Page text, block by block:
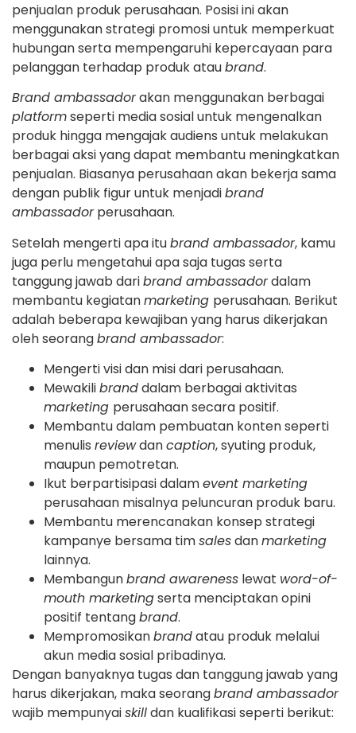
penjualan produk perusahaan. Posisi ini akan
menggunakan strategi promosi untuk memperkuat
hubungan serta mempengaruhi kepercayaan para
pelanggan terhadap produk ataubrand.
Brand ambassadorakan menggunakan berbagai
platformseperti media sosial untuk mengenalkan
produk hingga mengajak audiens untuk melakukan
berbagai aksi yang dapat membantu meningkatkan
penjualan. Biasanya perusahaan akan bekerja sama
dengan publik figur untuk menjadibrand
ambassadorperusahaan.
Setelah mengerti apa itubrand ambassador, kamu
juga perlu mengetahui apa saja tugas serta
tanggung jawab daribrand ambassadordalam
membantu kegiatanmarketing perusahaan. Berikut
adalah beberapa kewajiban yang harus dikerjakan
oleh seorangbrand ambassador:
Mengerti visi dan misi dari perusahaan.
Mewakilibranddalam berbagai aktivitas
marketing perusahaan secara positif.
Membantu dalam pembuatan konten seperti
menulis reviewdancaption, syuting produk,
maupun pemotretan.
Ikut berpartisipasi dalamevent marketing
perusahaan misalnya peluncuran produk baru.
Membantu merencanakan konsep strategi
kampanye bersama timsalesdanmarketing
lainnya.
Membangunbrand awareness lewat word-of-
mouth marketingserta menciptakan opini
positif tentangbrand.
Mempromosikanbrandatau produk melalui
akun media sosial pribadinya.
Dengan banyaknya tugas dan tanggung jawab yang
harus dikerjakan, maka seorangbrand ambassador
wajib mempunyaiskilldan kualifikasi seperti berikut: